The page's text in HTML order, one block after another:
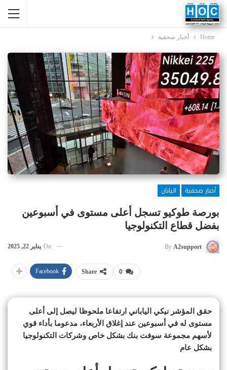
Home أخبار صحفية
أخبار صحفية
اليابان
بورصة طوكيو تسجل أعلى مستوى في أسبوعين
بفضل قطاع التكنولوجيا
By A2support
On يناير 22, 2025
0
Share
Facebook
حقق المؤشر نيكي الياباني ارتفاعا ملحوظا ليصل إلى أعلى
مستوى له في أسبوعين عند إغلاق الأربعاء، مدعوما بأداء قوي
لأسهم مجموعة سوفت بنك بشكل خاص وشركات التكنولوجيا
بشكل عام